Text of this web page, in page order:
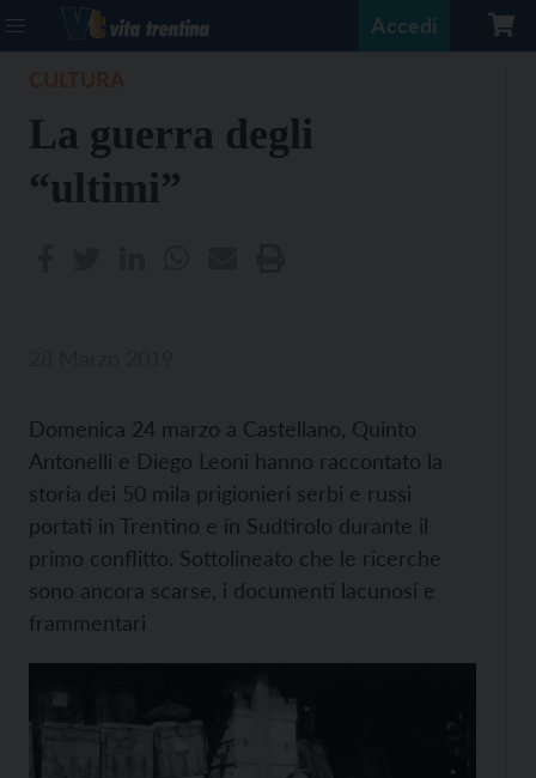
Accedi
La guerra degli
“ultimi”
Domenica 24 marzo a Castellano, Quinto
Antonelli e Diego Leoni hanno raccontato la
storia dei 50 mila prigionieri serbi e russi
portati in Trentino e in Sudtirolo durante il
primo conflitto. Sottolineato che le ricerche
sono ancora scarse, i documenti lacunosi e
frammentari